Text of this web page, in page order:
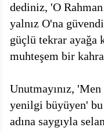
dediniz, 'O
yalnız O'na
güçlü tekrar ayağa
muhteşem bir
Unutmayınız,
yenilgi büyüyen'
adına saygıyla